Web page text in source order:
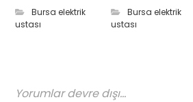
Bursa elektrik
ustası
Bursa elektrik
ustası
Yorumlar devre dışı...